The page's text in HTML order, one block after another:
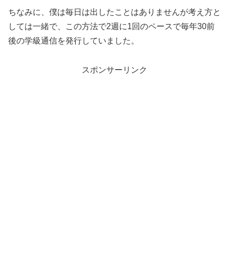
ちなみに、僕は毎日は出したことはありませんが考え方と
しては一緒で、この方法で2週に1回のペースで毎年30前
後の学級通信を発行していました。
スポンサーリンク